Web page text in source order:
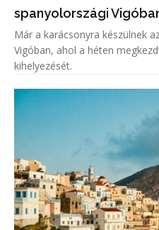
spanyolországi
Már a karácsonyra készülnek
Vigóban, ahol a héten
kihelyezését.